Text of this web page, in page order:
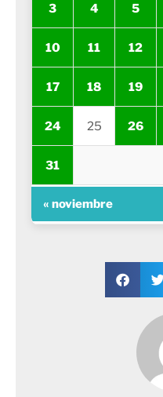
3 4 5
10 11 12
17 18 19
24 25 26
31
« noviembre